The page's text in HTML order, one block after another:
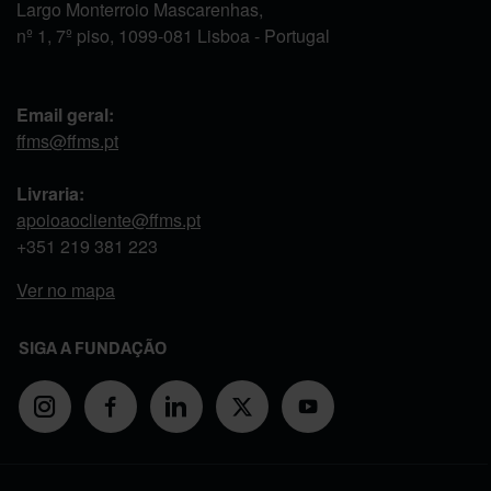
Largo Monterroio Mascarenhas,
nº 1, 7º piso, 1099-081 Lisboa - Portugal
Email geral:
ffms@ffms.pt
Livraria:
apoioaocliente@ffms.pt
+351 219 381 223
Ver no mapa
SIGA A FUNDAÇÃO